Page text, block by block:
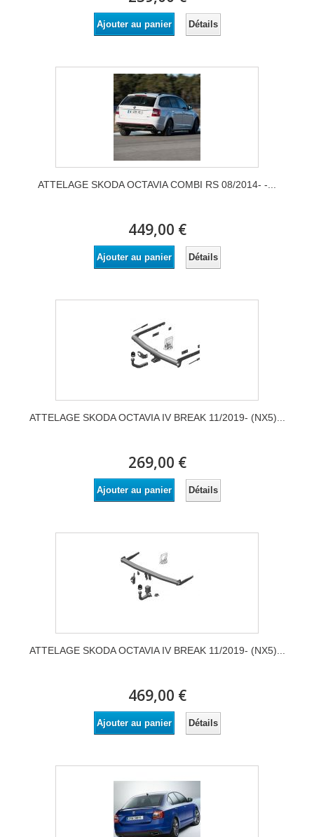
Ajouter au panier Détails
ATTELAGE SKODA OCTAVIA COMBI RS 08/2014- -...
449,00 €
Ajouter au panier Détails
ATTELAGE SKODA OCTAVIA IV BREAK 11/2019- (NX5)...
269,00 €
Ajouter au panier Détails
ATTELAGE SKODA OCTAVIA IV BREAK 11/2019- (NX5)...
469,00 €
Ajouter au panier Détails